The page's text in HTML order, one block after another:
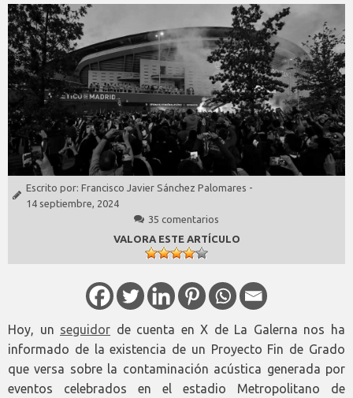
Escrito por: Francisco Javier Sánchez Palomares -
14 septiembre, 2024
35 comentarios
VALORA ESTE ARTÍCULO
Hoy, un seguidor de cuenta en X de La Galerna nos ha
informado de la existencia de un Proyecto Fin de Grado
que versa sobre la contaminación acústica generada por
eventos celebrados en el estadio Metropolitano de